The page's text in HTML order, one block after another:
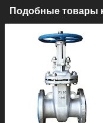
Подобные товары